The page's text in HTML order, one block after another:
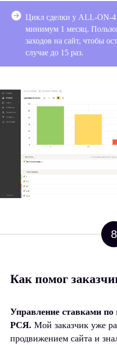
Цикл сделки у ALL-ON-
минимум 1 месяц.
заходов на сайт, чтобы
случае до 15 раз.
8
Как помог
Управление ставками
РСЯ. Мой заказчик уже
продвижением сайта и